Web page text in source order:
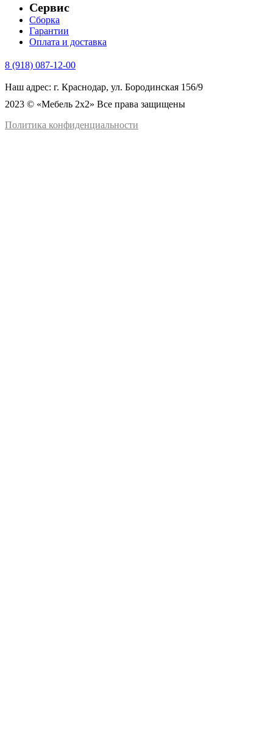
Сервис
Сборка
Гарантии
Оплата и доставка
8 (918) 087-12-00
Наш адрес: г. Краснодар, ул. Бородинская 156/9
2023 © «Мебель 2x2» Все права защищены
Политика конфиденциальности